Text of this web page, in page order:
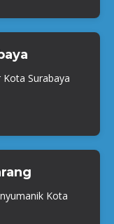
Kota Surabaya
Kota